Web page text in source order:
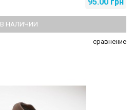
В НАЛИЧИИ
сравнение